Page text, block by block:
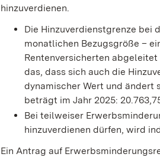
hinzuverdienen.
Die Hinzuverdienstgrenze bei
monatlichen Bezugsgröße –
Rentenversicherten abgeleitet
das, dass sich auch die
dynamischer Wert und ändert
beträgt im Jahr 2025:
Bei teilweiser
hinzuverdienen dürfen, wird
Ein Antrag auf